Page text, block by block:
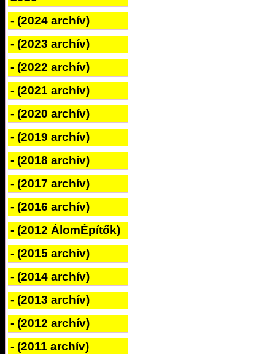
- (2024 archív)
- (2023 archív)
- (2022 archív)
- (2021 archív)
- (2020 archív)
- (2019 archív)
- (2018 archív)
- (2017 archív)
- (2016 archív)
- (2012 ÁlomÉpítők)
- (2015 archív)
- (2014 archív)
- (2013 archív)
- (2012 archív)
- (2011 archív)